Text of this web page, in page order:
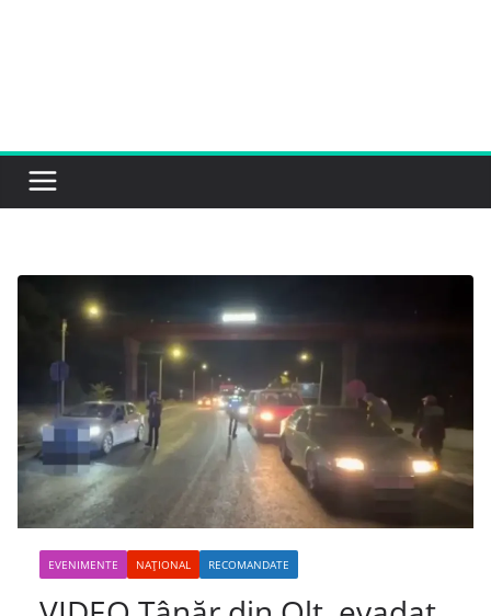
EVENIMENTE NAȚIONAL RECOMANDATE